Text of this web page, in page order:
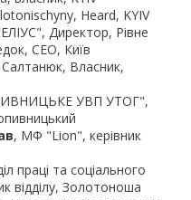
Heard, KYIV
Директор, Рівне
СЕО, Київ
Власник,
УВП УТОГ",
, МФ "Lion", керівник
праці та соціального
відділу, Золотоноша